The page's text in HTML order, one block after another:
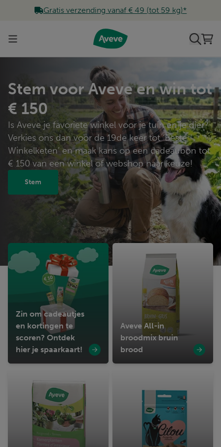
Verwachte
€ 49 (tot 59 kg)*
Stem voor Aveve en win tot
€ 150
Is Aveve je favoriete winkel voor je tuin en je dier?
Verkies ons dan voor de 19de keer tot ‘Beste
Winkelketen’ en maak kans op een cadeaubon tot
€ 150 van een winkel of webshop naar keuze!
Stem
Zin om cadeautjes
en kortingen te
scoren? Ontdek
hier je spaarkaart!
Aveve All-in
broodmix bruin
brood